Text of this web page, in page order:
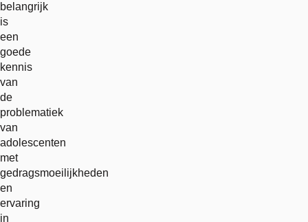
belangrijk
is
een
goede
kennis
van
de
problematiek
van
adolescenten
met
gedragsmoeilijkheden
en
ervaring
in